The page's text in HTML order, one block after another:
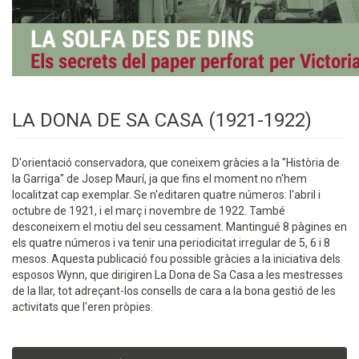
LA DONA DE SA CASA (1921-1922)
D'orientació conservadora, que coneixem gràcies a la "Història de
la Garriga" de Josep Maurí, ja que fins el moment no n'hem
localitzat cap exemplar. Se n'editaren quatre números: l'abril i
octubre de 1921, i el març i novembre de 1922. També
desconeixem el motiu del seu cessament. Mantingué 8 pàgines en
els quatre números i va tenir una periodicitat irregular de 5, 6 i 8
mesos. Aquesta publicació fou possible gràcies a la iniciativa dels
esposos Wynn, que dirigiren La Dona de Sa Casa a les mestresses
de la llar, tot adreçant-los consells de cara a la bona gestió de les
activitats que l'eren pròpies.